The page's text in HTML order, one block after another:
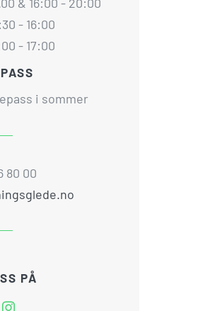
- 16:00
- 17:00
i sommer
80 00
PÅ